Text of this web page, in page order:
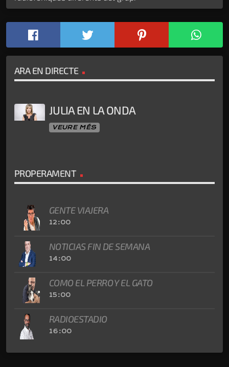
ARA EN DIRECTE
JULIA EN LA ONDA
VEURE MÉS
PROPERAMENT
GENTE VIAJERA
12:00
NOTICIAS FIN DE SEMANA
14:00
COMO EL PERRO Y EL GATO
15:00
RADIOESTADIO
16:00